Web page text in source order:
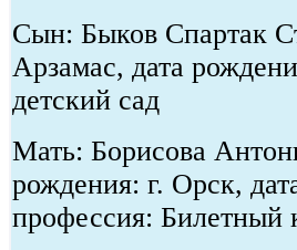
Сын: Быков Спартак
Арзамас, дата
детский сад
Мать: Борисова
рождения: г. Орск,
профессия: Билетный